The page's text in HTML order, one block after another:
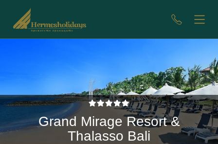
Grand Mirage Resort &
Thalasso Bali